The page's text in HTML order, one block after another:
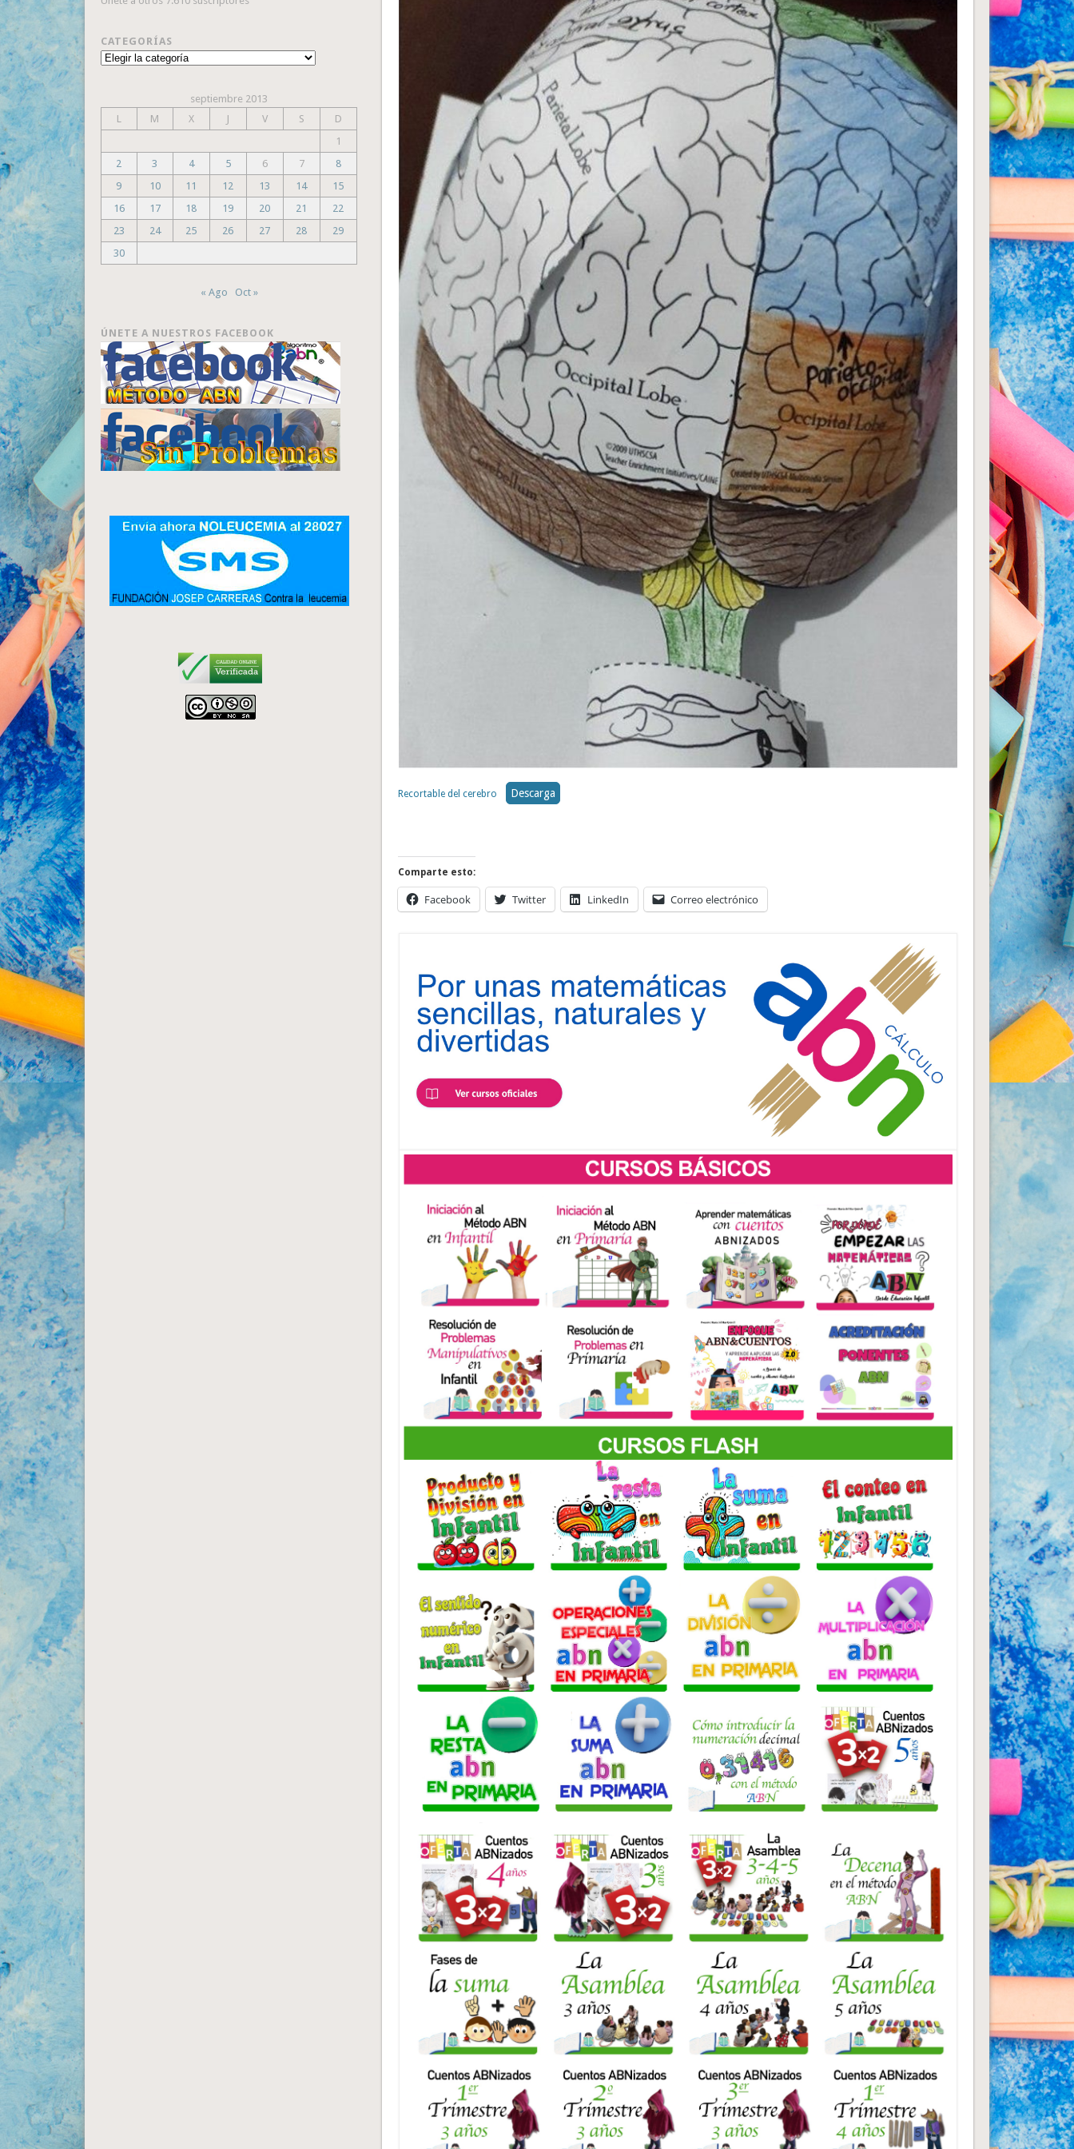
Recortable del cerebro Descarga
Comparte esto:
Facebook Twitter LinkedIn Correo electrónico
CATEGORÍAS
Categorías
septiembre 2013
L
M X J V S
D
1
2
3 4 5 6 7
8
9
10 11 12 13 14
15
16
17 18 19 20 21
22
23
24 25 26 27 28
29
30
« Ago Oct »
ÚNETE A NUESTROS FACEBOOK